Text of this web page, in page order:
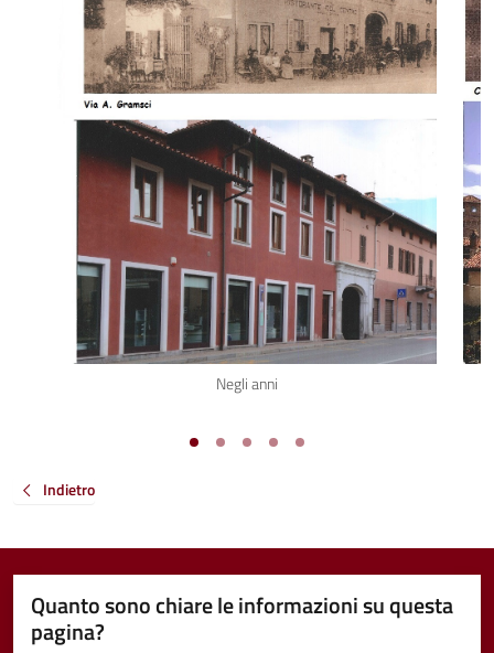
Negli anni
Indietro
Quanto sono chiare le informazioni su questa
pagina?